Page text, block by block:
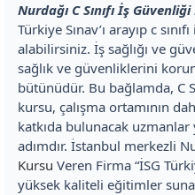
Nurdağı C Sınıfı İş
Türkiye Sınav’ı arayıp c
alabilirsiniz. İş sağlığı ve
sağlık ve güvenliklerini
bütünüdür. Bu bağlamda, C
kursu, çalışma ortamının
katkıda bulunacak
adımdır. İstanbul merkezli
Kursu Veren Firma “İSG
yüksek kaliteli eğitimler